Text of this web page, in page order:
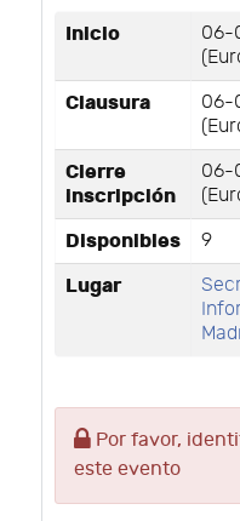
Inicio
06-
Clausura
06-
Cierre
inscripción
06-
Disponibles 9
Lugar
Por favor,
este evento